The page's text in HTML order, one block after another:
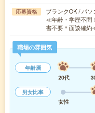
応募資格
ブランクOK / パ
≪年齢・学歴不問
書不要＊面談確
職場の雰囲気
年齢層
20代
男女比率
女性